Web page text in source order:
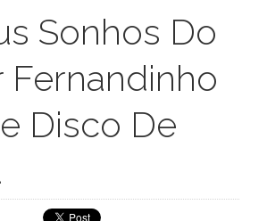
Sonhos Do
Fernandinho
Disco De